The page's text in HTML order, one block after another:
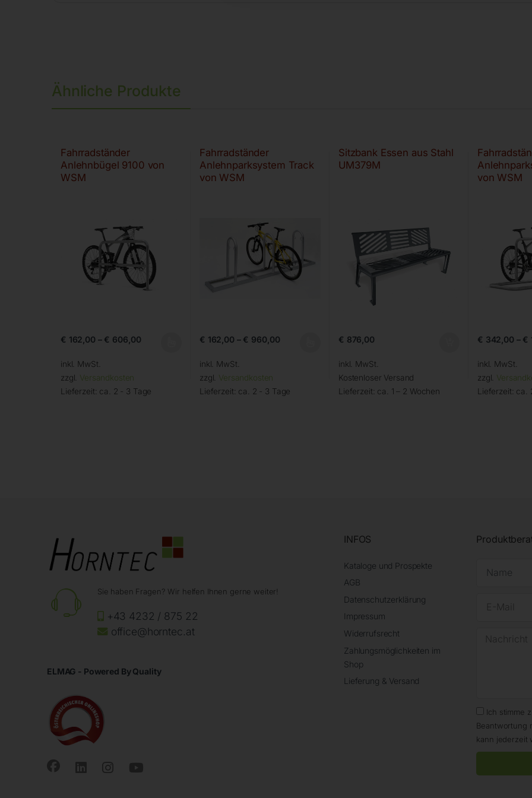
Ähnliche Produkte
Fahrradständer
Anlehnbügel 9100 von
WSM
€ 162,00 – € 606,00
inkl. MwSt.
zzgl. Versandkosten
Lieferzeit: ca. 2 - 3 Tage
Fahrradständer
Anlehnparksystem Track
von WSM
€ 162,00 – € 960,00
inkl. MwSt.
zzgl. Versandkosten
Lieferzeit: ca. 2 - 3 Tage
Sitzbank Essen aus Stahl
UM379M
€ 876,00
inkl. MwSt.
Kostenloser Versand
Lieferzeit: ca. 1 – 2 Wochen
von WSM
€ 342,00 – €
inkl. MwSt.
zzgl.
Lieferzeit: ca.
Sie haben Fragen? Wir helfen Ihnen gerne weiter!
+43 4232 / 875 22
office@horntec.at
ELMAG - Powered By Quality
INFOS
Kataloge und Prospekte
AGB
Datenschutzerklärung
Impressum
Widerrufsrecht
Zahlungsmöglichkeiten im
Shop
Lieferung & Versand
Ich stimme
Beantwortung
kann jederzeit